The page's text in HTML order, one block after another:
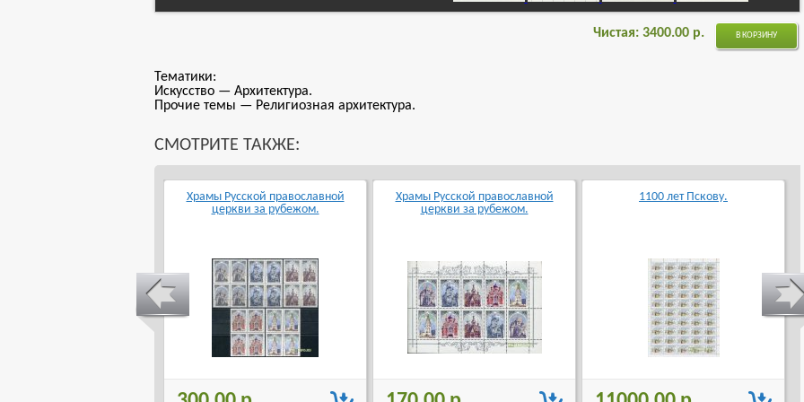
В КОРЗИНУ
Чистая: 3400.00 р.
Тематики:
Искусство — Архитектура.
Прочие темы — Религиозная архитектура.
СМОТРИТЕ ТАКЖЕ:
Храмы Русской православной
церкви за рубежом.
Храмы Русской православной
церкви за рубежом.
1100 лет Пскову.